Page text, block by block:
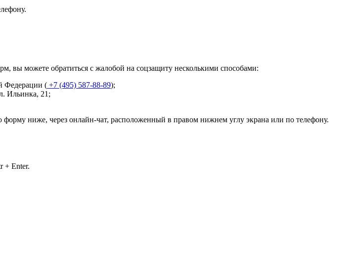
можете обратиться с жалобой на соцзащиту несколькими способами:
Федерации ( +7 (495) 587-88-89);
Ильинка, 21 ;
ниже, через онлайн-чат, расположенный в правом нижнем углу экрана или по телефону.
+ Enter.